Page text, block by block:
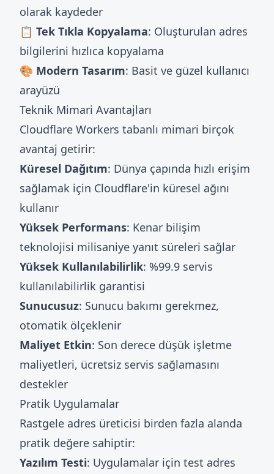
olarak kaydeder
📋 Tek Tıkla Kopyalama: Oluşturulan adres
bilgilerini hızlıca kopyalama
🎨 Modern Tasarım: Basit ve güzel kullanıcı
arayüzü
Teknik Mimari Avantajları
Cloudflare Workers tabanlı mimari birçok
avantaj getirir:
Küresel Dağıtım: Dünya çapında hızlı erişim
sağlamak için Cloudflare'in küresel ağını
kullanır
Yüksek Performans: Kenar bilişim
teknolojisi milisaniye yanıt süreleri sağlar
Yüksek Kullanılabilirlik: %99.9 servis
kullanılabilirlik garantisi
Sunucusuz: Sunucu bakımı gerekmez,
otomatik ölçeklenir
Maliyet Etkin: Son derece düşük işletme
maliyetleri, ücretsiz servis sağlamasını
destekler
Pratik Uygulamalar
Rastgele adres üreticisi birden fazla alanda
pratik değere sahiptir:
Yazılım Testi: Uygulamalar için test adres